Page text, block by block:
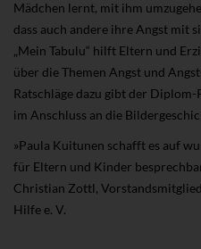
Mädchen lernt, mit ihm
dass auch andere ihre Angst mit
„Mein Tabulu“ hilft Eltern und
über die Themen Angst und
Ratschläge dazu gibt der
im Anschluss an die
»Paula Kuitunen schafft es auf
für Eltern und Kinder
Christian Zottl,
Hilfe e. V.